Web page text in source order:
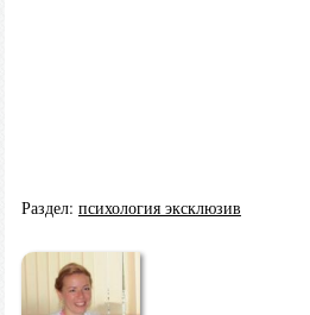
Раздел: психология эксклюзив